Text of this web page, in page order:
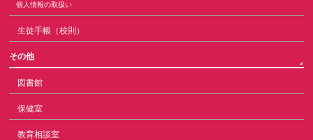
個人情報の取扱い
生徒手帳（校則）
その他
図書館
保健室
教育相談室